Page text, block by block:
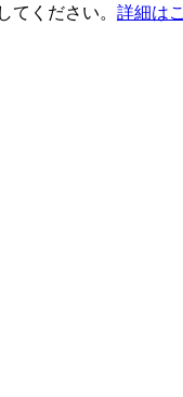
てください。 詳細は